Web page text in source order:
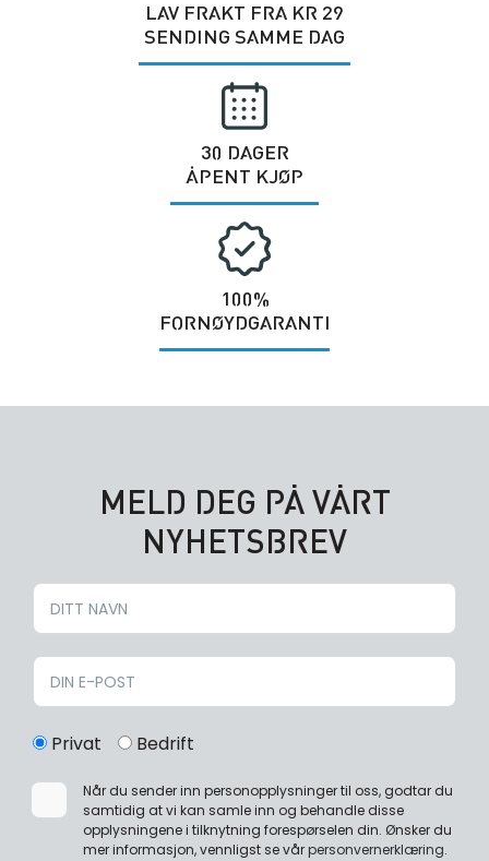
LAV FRAKT FRA KR 29
SENDING SAMME DAG
30 DAGER
ÅPENT KJØP
100%
FORNØYDGARANTI
MELD DEG PÅ VÅRT
NYHETSBREV
Privat Bedrift
Når du sender inn personopplysninger til oss, godtar du
samtidig at vi kan samle inn og behandle disse
opplysningene i tilknytning forespørselen din. Ønsker du
mer informasjon, vennligst se vårpersonvernerklæring.